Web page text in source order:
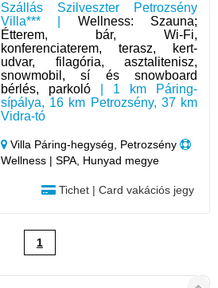
Szállás Szilveszter Petrozsény
Villa*** | Wellness: Szauna;
Étterem, bár, Wi-Fi,
konferenciaterem, terasz, kert-
udvar, filagória, asztalitenisz,
snowmobil, sí és snowboard
bérlés, parkoló | 1 km Páring-
sípálya, 16 km Petrozsény, 37 km
Vidra-tó
Villa Páring-hegység, Petrozsény
Wellness | SPA, Hunyad megye
Tichet | Card vakációs jegy
1